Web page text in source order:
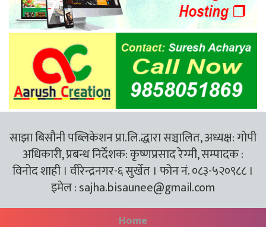
साझा बिसौनी पब्लिकेशन प्रा.लि.द्धारा सञ्चालित, अध्यक्ष: गोपी
अधिकारी, प्रबन्ध निर्देशक: कृष्णप्रसाद रेग्मी, सम्पादक :
विनोद शाही । वीरेन्द्रनगर-६ सुर्खेत । फोन नं. ०८३-५२०९८८ ।
इमेल :sajha.bisaunee@gmail.com
Home